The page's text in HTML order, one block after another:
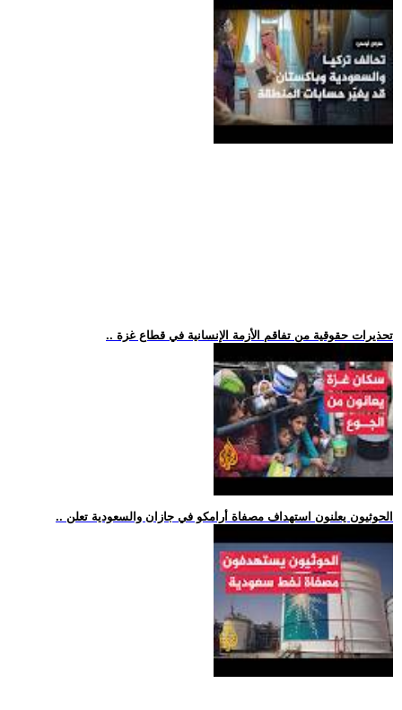
.. تحذيرات حقوقية من تفاقم الأزمة الإنسانية في قطاع غزة
.. الحوثيون يعلنون استهداف مصفاة أرامكو في جازان والسعودية تعلن